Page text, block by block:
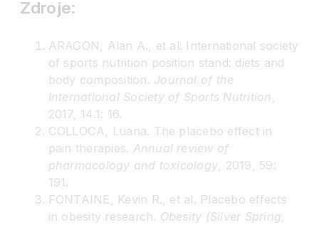
Zdroje:
ARAGON, Alan A., et al. International society
of sports nutrition position stand: diets and
body composition. Journal of the
International Society of Sports Nutrition
2017, 14.1: 16.
COLLOCA, Luana. The placebo effect in
pain therapies. Annual review of
pharmacology and toxicology , 2019, 59:
191.
FONTAINE, Kevin R., et al. Placebo effects
in obesity research. Obesity (Silver Spring,